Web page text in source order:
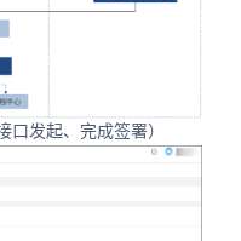
口发起、完成签署）